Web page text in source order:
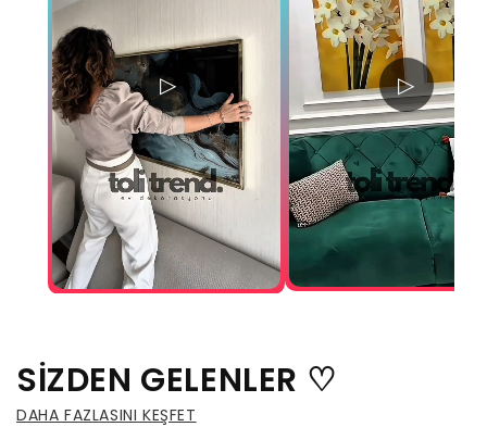
▷ ▷
SİZDEN GELENLER ♡
DAHA FAZLASINI KEŞFET